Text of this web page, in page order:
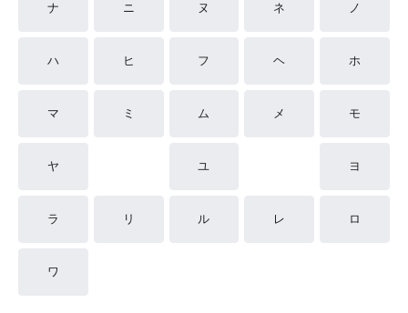
ナ ニ ヌ ネ ノ
ハ ヒ フ ヘ ホ
マ ミ ム メ モ
ヤ ユ ヨ
ラ リ ル レ ロ
ワ